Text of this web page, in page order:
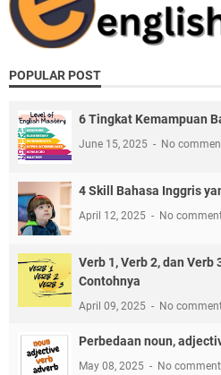
POPULAR POST
6 Tingkat Kemampuan
June 15, 2025 No
4 Skill Bahasa Inggris
April 12, 2025 No
Verb 1, Verb 2, dan Verb
Contohnya
April 09, 2025 No
Perbedaan noun,
May 08, 2025 No